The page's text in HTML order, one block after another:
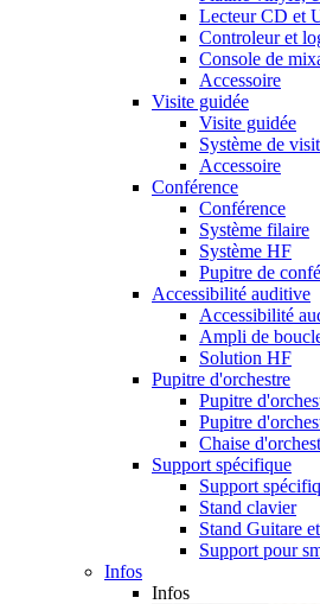
Lecteur CD et
Controleur et
Console de
Accessoire
Visite guidée
Visite guidée
Système de
Accessoire
Conférence
Conférence
Système filaire
Système HF
Pupitre de
Accessibilité auditive
Accessibilité
Ampli de
Solution HF
Pupitre d'orchestre
Pupitre
Pupitre
Chaise
Support spécifique
Support
Stand clavier
Stand Guitare
Support pour
Infos
Infos